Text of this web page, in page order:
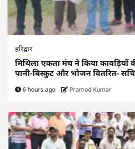
हरिद्वार
मिथिला एकता मंच ने किया
पानी-बिस्कुट और भोजन वितरित-
6 hours ago Pramod Kumar